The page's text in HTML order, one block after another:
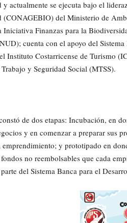
y actualmente se ejecuta bajo el
(CONAGEBIO) del Ministerio de
Finanzas para la
cuenta con el apoyo del
Instituto Costarricense de Turismo
y Seguridad Social (MTSS).
de dos etapas: Incubación, en
y en comenzar a preparar sus
emprendimiento; y prototipado en
no reembolsables que cada
del Sistema Banca para el